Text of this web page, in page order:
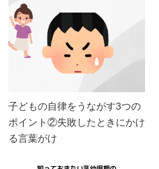
子どもの自律をうながす3つの
ポイント②失敗したときにかけ
る言葉がけ